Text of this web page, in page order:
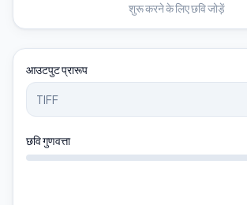
शुरू करने के लिए छवि जोड़ें
आउटपुट प्रारूप
छवि गुणवत्ता